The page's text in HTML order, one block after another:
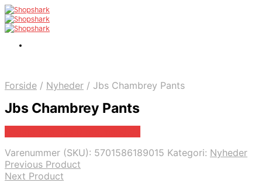
Forside / Nyheder / Jbs Chambrey Pants
Jbs Chambrey Pants
Varenummer (SKU): 5701586189015 Kategori: Nyheder
Previous Product
Next Product